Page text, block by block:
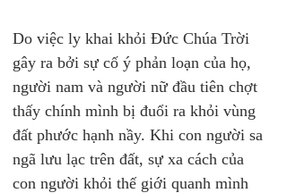
Do việc ly khai khỏi Đức Chúa Trời
gây ra bởi sự cố ý phản loạn của họ,
người nam và người nữ đầu tiên chợt
thấy chính mình bị đuổi ra khỏi vùng
đất phước hạnh nầy. Khi con người sa
ngã lưu lạc trên đất, sự xa cách của
con người khỏi thế giới quanh mình